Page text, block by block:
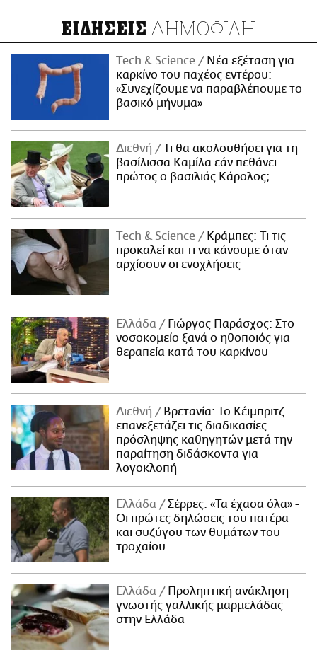
ΕΙΔΗΣΕΙΣ ΔΗΜΟΦΙΛΗ
Τech & Science
Νέα εξέταση για
καρκίνο του παχέος εντέρου:
«Συνεχίζουμε να παραβλέπουμε το
βασικό μήνυμα»
Διεθνή
Τι θα ακολουθήσει για τη
βασίλισσα Καμίλα εάν πεθάνει
πρώτος ο βασιλιάς Κάρολος;
Τech & Science
Κράμπες: Τι τις
προκαλεί και τι να κάνουμε όταν
αρχίσουν οι ενοχλήσεις
Ελλάδα
Γιώργος Παράσχος: Στο
νοσοκομείο ξανά ο ηθοποιός για
θεραπεία κατά του καρκίνου
Διεθνή
Βρετανία: Το Κέιμπριτζ
επανεξετάζει τις διαδικασίες
πρόσληψης καθηγητών μετά την
παραίτηση διδάσκοντα για
λογοκλοπή
Ελλάδα
Σέρρες: «Τα έχασα όλα» -
Οι πρώτες δηλώσεις του πατέρα
και συζύγου των θυμάτων του
τροχαίου
Ελλάδα
Προληπτική ανάκληση
γνωστής γαλλικής μαρμελάδας
στην Ελλάδα